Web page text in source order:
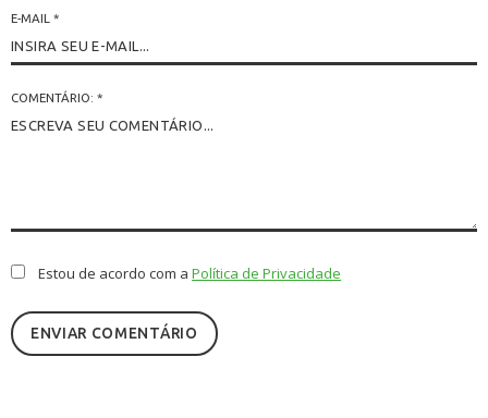
COMENTÁRIO: *
E-MAIL *
Estou de acordo com aPolítica de Privacidade